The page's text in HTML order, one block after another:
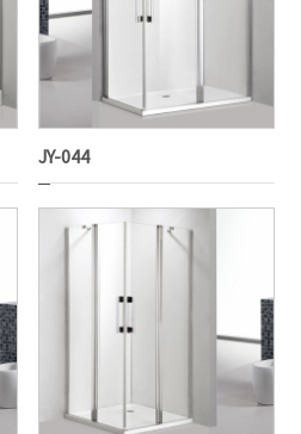
JY-044